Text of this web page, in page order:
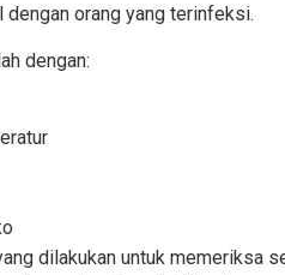
orang yang terinfeksi.
dengan:
dilakukan untuk memeriksa